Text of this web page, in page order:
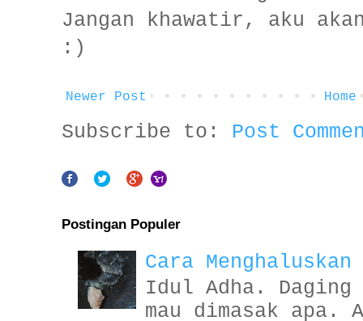
Jangan khawatir, aku
:)
Newer Post Home
Subscribe to: Post
Postingan Populer
Cara
Idul Adha. Daging
mau dimasak